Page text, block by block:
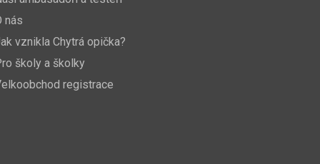
nás
vznikla Chytrá opička?
školy a školky
registrace